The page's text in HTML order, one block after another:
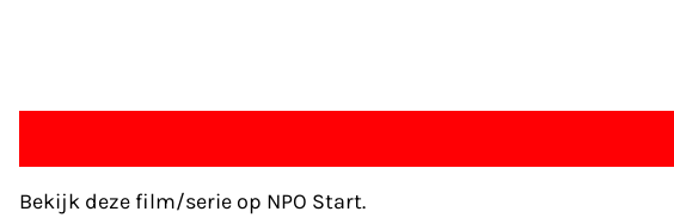
Bekijk deze film/serie op NPO Start.